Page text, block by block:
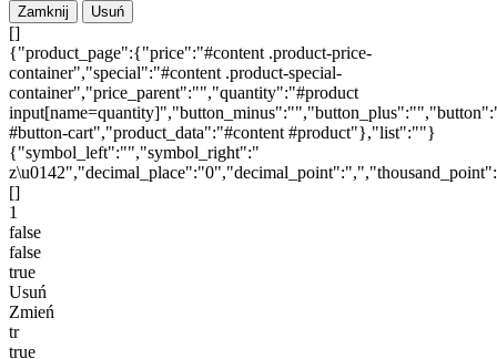
Zamknij Usuń
[]
{"product_page":{"price":"#content .product-price-
container","special":"#content .product-special-
container","price_parent":"","quantity":"#product
#button-cart","product_data":"#content #product"},"list":""}
{"symbol_left":"","symbol_right":"
[]
1
false
false
true
Usuń
Zmień
tr
true